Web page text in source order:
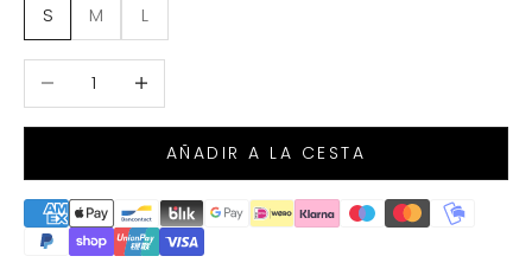
S
M L
Reducir cantidadAumentar cantidad
AÑADIR A LA CESTA